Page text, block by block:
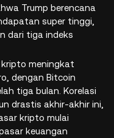
Trump berencana
super tinggi,
dari tiga indeks
meningkat
dengan Bitcoin
tiga bulan. Korelasi
drastis akhir-akhir ini,
kripto mulai
keuangan